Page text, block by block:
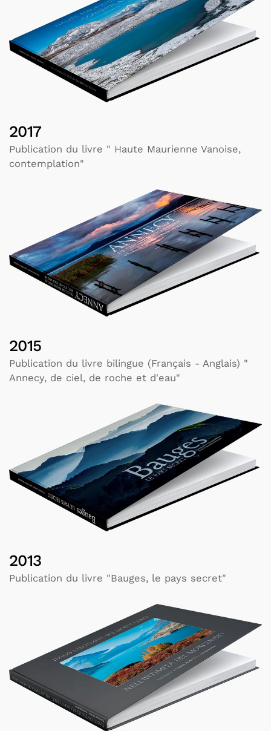
2017
Publication du livre " Haute Maurienne Vanoise,
contemplation"
2015
Publication du livre bilingue (Français - Anglais) "
Annecy, de ciel, de roche et d'eau"
2013
Publication du livre "Bauges, le pays secret"